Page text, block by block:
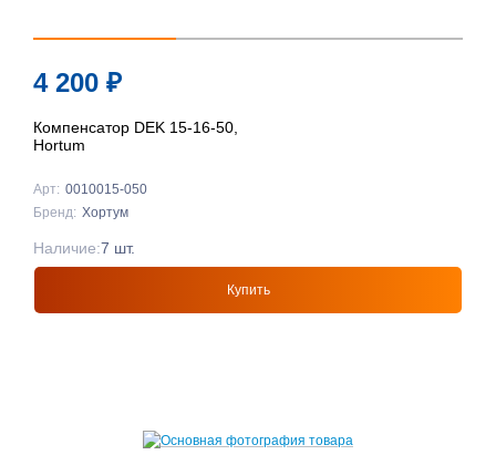
4 200 ₽
Компенсатор DEK 15-16-50,
Hortum
Арт: 0010015-050
Бренд: Хортум
Купить
Наличие:7 шт.